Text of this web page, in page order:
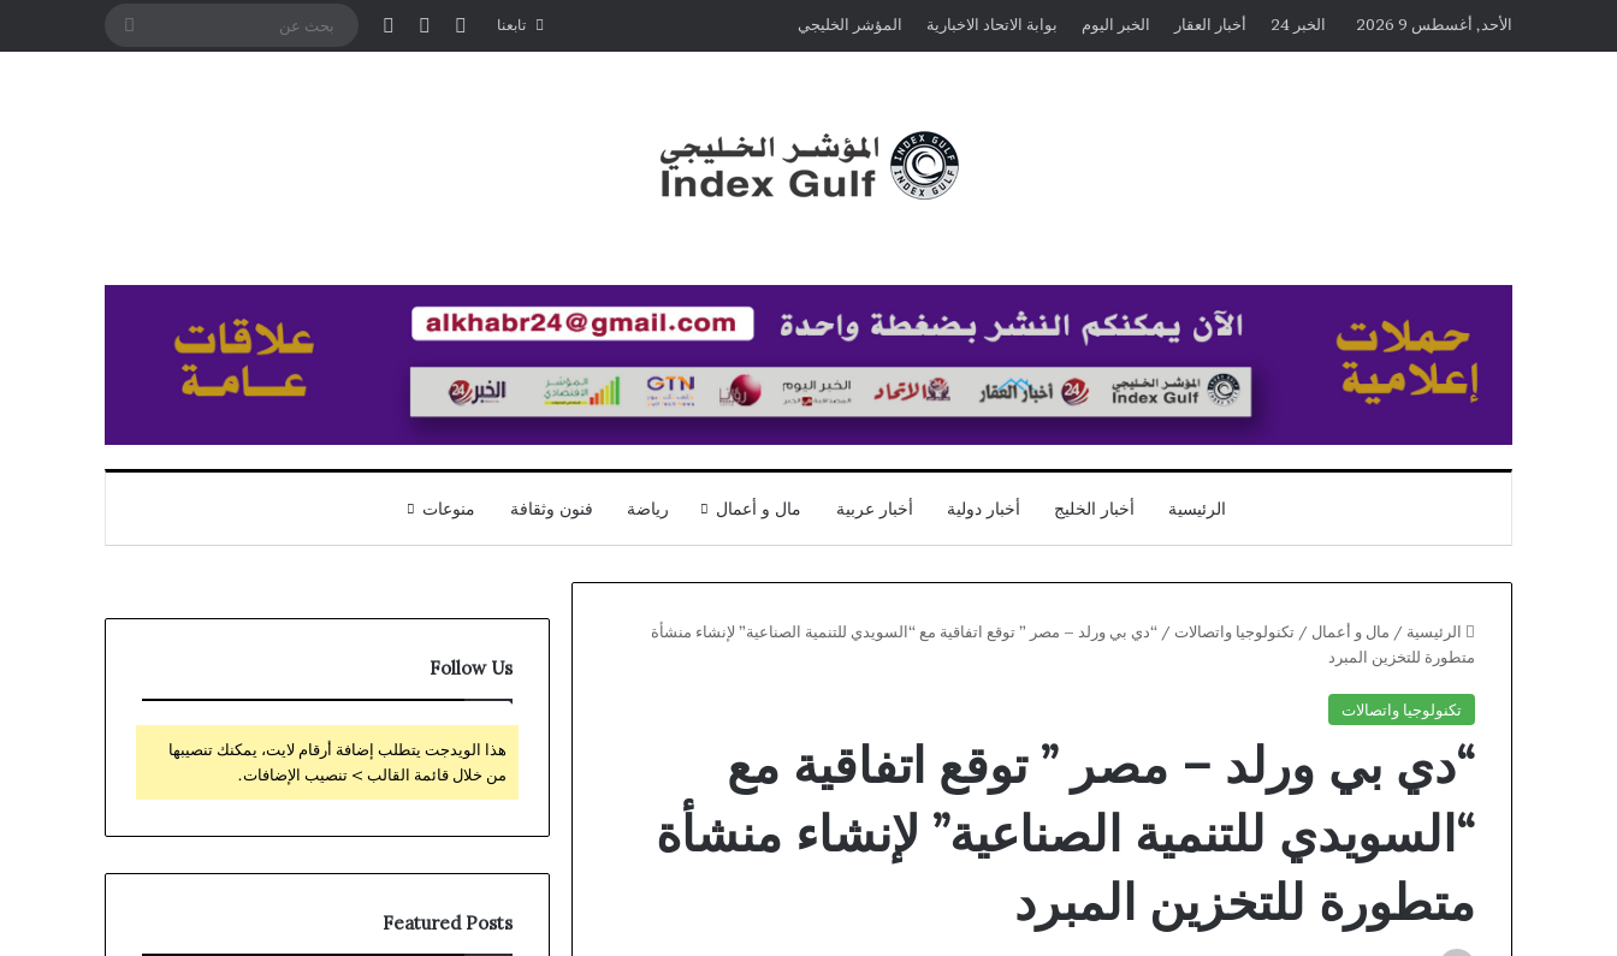
الأحد, أغسطس 9 2026 الخبر 24 أخبار العقار الخبر اليوم بوابة الاتحاد الاخبارية المؤشر الخليجي تابعنا تسجيل الدخول
مقال عشوائي
إضافة عمود جانبي
الرئيسية أخبار الخليج أخبار دولية أخبار عربية مال و أعمال رياضة فنون وثقافة منوعات
الرئيسية / مال و أعمال / تكنولوجيا واتصالات / “دي بي ورلد – مصر ” توقع اتفاقية مع “السويدي للتنمية الصناعية” لإنشاء منشأة
متطورة للتخزين المبرد
تكنولوجيا واتصالات
“دي بي ورلد – مصر ” توقع اتفاقية مع
“السويدي للتنمية الصناعية” لإنشاء منشأة
متطورة للتخزين المبرد
Follow Us
هذا الويدجت يتطلب إضافة أرقام لايت، يمكنك تنصيبها
من خلال قائمة القالب > تنصيب الإضافات.
Featured Posts